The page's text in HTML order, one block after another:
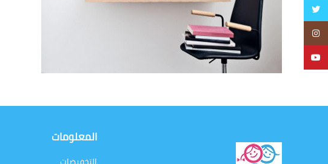
المعلومات